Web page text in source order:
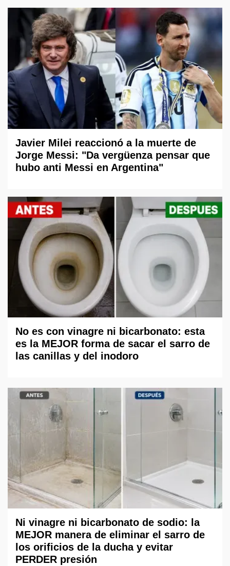
Javier Milei reaccionó a la muerte de
Jorge Messi: "Da vergüenza pensar que
hubo anti Messi en Argentina"
No es con vinagre ni bicarbonato: esta
es la MEJOR forma de sacar el sarro de
las canillas y del inodoro
Ni vinagre ni bicarbonato de sodio: la
MEJOR manera de eliminar el sarro de
los orificios de la ducha y evitar
PERDER presión